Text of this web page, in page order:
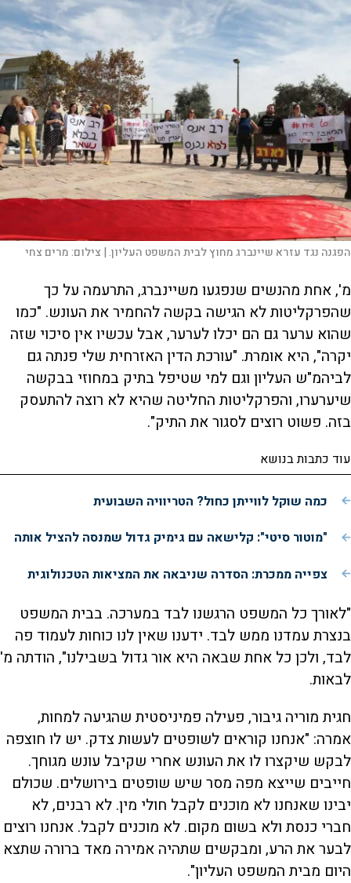
הפגנה נגד עזרא שיינברג מחוץ לבית המשפט העליון. | צילום:מרים צחי
מ', אחת מהנשים שנפגעו משיינברג, התרעמה על כך
שהפרקליטות לא הגישה בקשה להחמיר את העונש. "כמו
שהוא ערער גם הם יכלו לערער, אבל עכשיו אין סיכוי שזה
יקרה", היא אומרת. "עורכת הדין האזרחית שלי פנתה גם
לביהמ"ש העליון וגם למי שטיפל בתיק במחוזי בבקשה
שיערערו, והפרקליטות החליטה שהיא לא רוצה להתעסק
בזה. פשוט רוצים לסגור את התיק".
עוד כתבות בנושא
כמה שוקל לווייתן כחול? הטריוויה השבועית
"מוטור סיטי": קלישאה עם גימיק גדול שמנסה להציל אותה
צפייה ממכרת: הסדרה שניבאה את המציאות הטכנולוגית
"לאורך כל המשפט הרגשנו לבד במערכה. בבית המשפט
בנצרת עמדנו ממש לבד. ידענו שאין לנו כוחות לעמוד פה
לבד, ולכן כל אחת שבאה היא אור גדול בשבילנו", הודתה מ'
לבאות.
חגית מוריה גיבור, פעילה פמיניסטית שהגיעה למחות,
אמרה: "אנחנו קוראים לשופטים לעשות צדק. יש לו חוצפה
לבקש שיקצרו לו את העונש אחרי שקיבל עונש מגוחך.
חייבים שייצא מפה מסר שיש שופטים בירושלים. שכולם
יבינו שאנחנו לא מוכנים לקבל חולי מין. לא רבנים, לא
חברי כנסת ולא בשום מקום. לא מוכנים לקבל. אנחנו רוצים
לבער את הרע, ומבקשים שתהיה אמירה מאד ברורה שתצא
היום מבית המשפט העליון".